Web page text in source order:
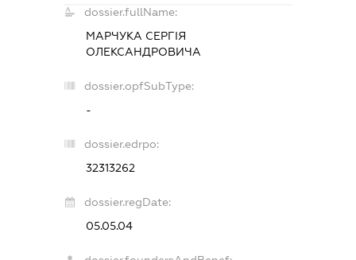
dossier.fullName:
МАРЧУКА СЕРГІЯ
ОЛЕКСАНДРОВИЧА
dossier.opfSubType:
-
dossier.edrpo:
32313262
dossier.regDate:
05.05.04